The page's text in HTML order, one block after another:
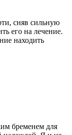
сняв сильную
его на лечение.
находить
бременем для